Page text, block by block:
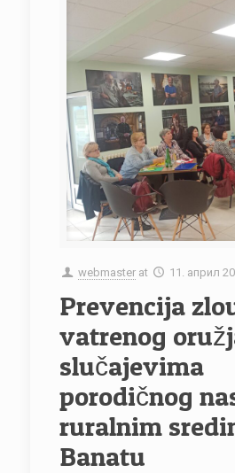
webmaster at 11. април
Prevencija
vatrenog
slučajevima
porodičnog
ruralnim
Banatu